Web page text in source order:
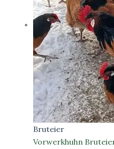
Bruteier
Vorwerkhuhn